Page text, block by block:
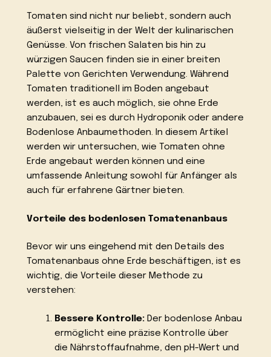
Tomaten sind nicht nur beliebt, sondern auch
äußerst vielseitig in der Welt der kulinarischen
Genüsse. Von frischen Salaten bis hin zu
würzigen Saucen finden sie in einer breiten
Palette von Gerichten Verwendung. Während
Tomaten traditionell im Boden angebaut
werden, ist es auch möglich, sie ohne Erde
anzubauen, sei es durch Hydroponik oder andere
Bodenlose Anbaumethoden. In diesem Artikel
werden wir untersuchen, wie Tomaten ohne
Erde angebaut werden können und eine
umfassende Anleitung sowohl für Anfänger als
auch für erfahrene Gärtner bieten.
Vorteile des bodenlosen Tomatenanbaus
Bevor wir uns eingehend mit den Details des
Tomatenanbaus ohne Erde beschäftigen, ist es
wichtig, die Vorteile dieser Methode zu
verstehen:
Bessere Kontrolle:Der bodenlose Anbau
ermöglicht eine präzise Kontrolle über
die Nährstoffaufnahme, den pH-Wert und